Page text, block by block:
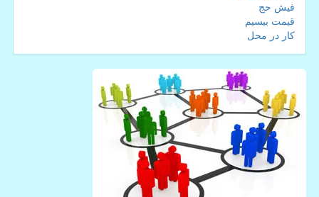
فیش حج
قیمت بیسیم
کار در محل